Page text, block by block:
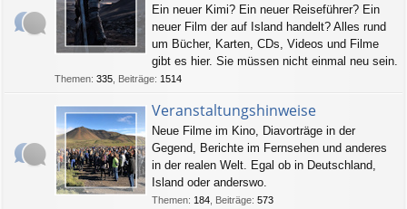
Ein neuer Kimi? Ein neuer Reiseführer? Ein
neuer Film der auf Island handelt? Alles rund
um Bücher, Karten, CDs, Videos und Filme
gibt es hier. Sie müssen nicht einmal neu sein.
Themen: 335 Beiträge: 1514
Veranstaltungshinweise
Neue Filme im Kino, Diavorträge in der
Gegend, Berichte im Fernsehen und anderes
in der realen Welt. Egal ob in Deutschland,
Island oder anderswo.
Themen: 184 Beiträge: 573